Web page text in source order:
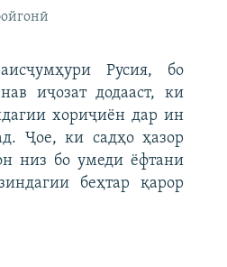
Русия, бо
иҷозат додааст, ки
хориҷиён дар ин
Ҷое, ки садҳо ҳазор
низ бо умеди ёфтани
беҳтар қарор